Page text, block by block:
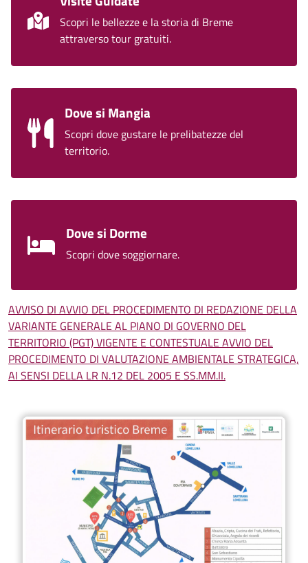
Scopri le bellezze e la storia di Breme
attraverso tour gratuiti.
Dove si Mangia
Scopri dove gustare le prelibatezze del
territorio.
Dove si Dorme
Scopri dove soggiornare.
AVVISO DI AVVIO DEL PROCEDIMENTO DI REDAZIONE DELLA
VARIANTE GENERALE AL PIANO DI GOVERNO DEL
TERRITORIO (PGT) VIGENTE E CONTESTUALE AVVIO DEL
PROCEDIMENTO DI VALUTAZIONE AMBIENTALE STRATEGICA,
AI SENSI DELLA LR N.12 DEL 2005 E SS.MM.II.